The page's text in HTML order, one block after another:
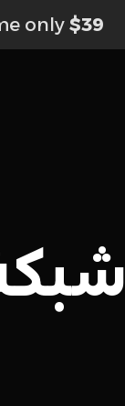
only $39
شبكة ۴ أعمدة